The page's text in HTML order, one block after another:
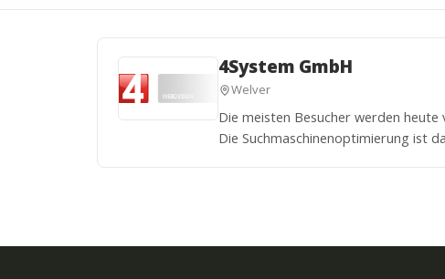
4System GmbH
Welver
Die meisten Besucher werden heute
Die Suchmaschinenoptimierung ist